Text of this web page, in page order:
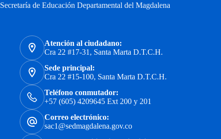
Secretaría de Educación Departamental del Magdalena
Atención al ciudadano:
Cra 22 #17-31, Santa Marta D.T.C.H.
Sede principal:
Cra 22 #15-100, Santa Marta D.T.C.H.
Teléfono conmutador:
+57 (605) 4209645 Ext 200 y 201
Correo electrónico:
sac1@sedmagdalena.gov.co